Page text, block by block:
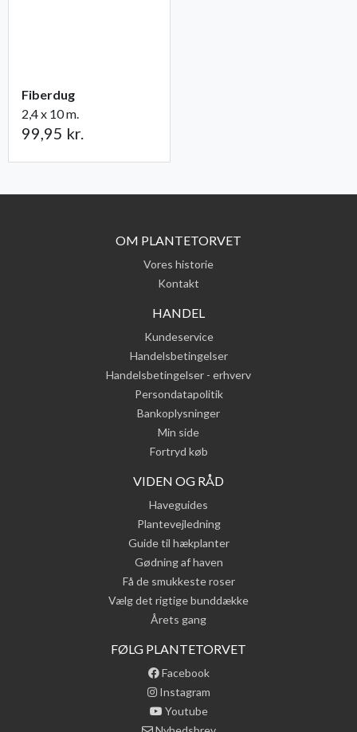
Fiberdug
2,4 x 10 m.
99,95 kr.
OM PLANTETORVET
Vores historie
Kontakt
HANDEL
Kundeservice
Handelsbetingelser
Handelsbetingelser - erhverv
Persondatapolitik
Bankoplysninger
Min side
Fortryd køb
VIDEN OG RÅD
Haveguides
Plantevejledning
Guide til hækplanter
Gødning af haven
Få de smukkeste roser
Vælg det rigtige bunddække
Årets gang
FØLG PLANTETORVET
Facebook
Instagram
Youtube